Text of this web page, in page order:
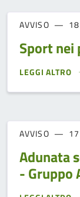
AVVISO
Sport nei
LEGGI ALTRO
SPORT NEI
AVVISO
Adunata
- Gruppo